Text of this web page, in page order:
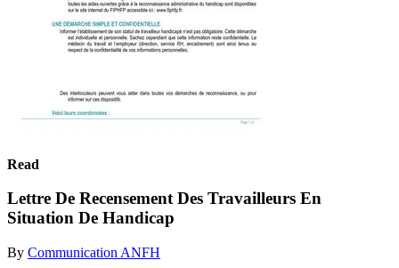
Read
Lettre De Recensement Des Travailleurs En
Situation De Handicap
By Communication ANFH